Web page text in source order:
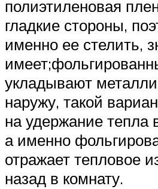
полиэтиленовая
гладкие стороны,
именно ее стелить,
укладывают
наружу, такой
на удержание тепла
а именно
отражает тепловое
назад в комнату.